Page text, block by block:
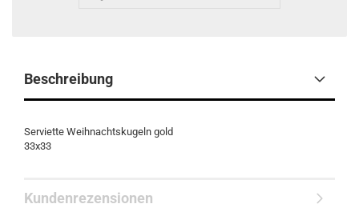
Beschreibung
Serviette Weihnachtskugeln gold
33x33
Kundenrezensionen